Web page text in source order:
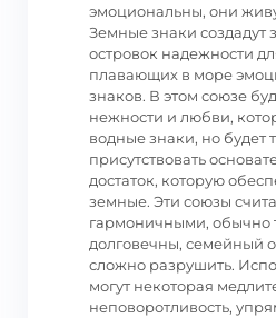
эмоциональны, они
Земные знаки
островок надежности
плавающих в море
знаков. В этом союзе
нежности и любви,
водные знаки, но будет
присутствовать
достаток, которую
земные. Эти союзы
гармоничными, обычно
долговечны, семейный
сложно разрушить.
могут некоторая
неповоротливость,